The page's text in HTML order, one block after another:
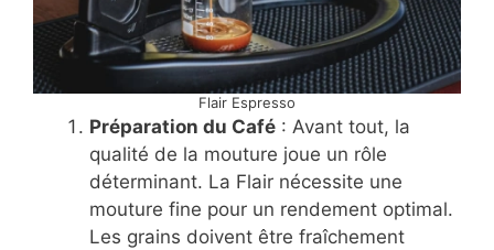
Flair Espresso
Préparation du Café : Avant tout, la
qualité de la mouture joue un rôle
déterminant. La Flair nécessite une
mouture fine pour un rendement optimal.
Les grains doivent être fraîchement